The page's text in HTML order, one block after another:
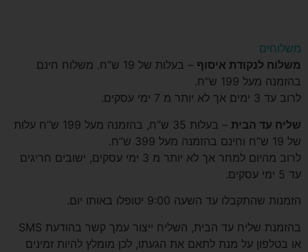
משלוחים
משלוח לנקודת איסוף
– בעלות של 19 ש”ח. משלוח חינם
בהזמנה מעל 199 ש”ח.
לרוב עד 3 ימים אך לא יותר מ 7 ימי עסקים.
שליח עד הבית
– בעלות 35 ש”ח, בהזמנה מעל 199 ש”ח עלות
של 19 ש”ח וחינם בהזמנה מעל 399 ש”ח.
לרוב מהיום למחר אך לא יותר מ 3 ימי עסקים, ישובים חריגים
עד 5 ימי עסקים.
הזמנות שהתקבלו עד השעה 9:00 יטופלו באותו יום.
בהזמנת שליח עד הבית, השליח ייצור עמך קשר בהודעת SMS
או בטלפון על מנת לתאם את הגעתו, לכן מומלץ להיות זמינים